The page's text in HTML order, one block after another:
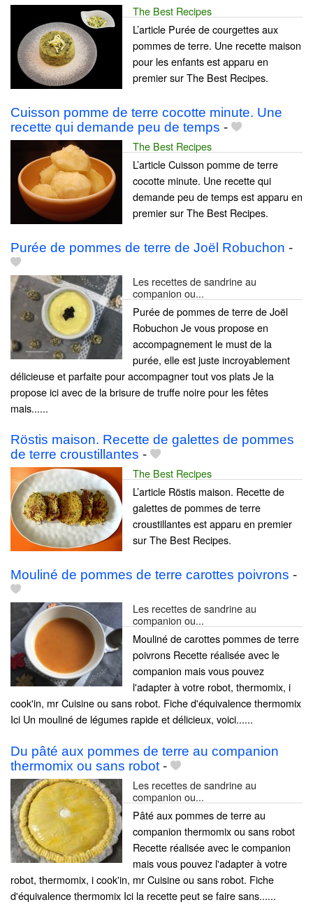
The Best Recipes
L’article Purée de courgettes aux
pommes de terre. Une recette maison
pour les enfants est apparu en
premier sur The Best Recipes.
Cuisson pomme de terre cocotte minute. Une
recette qui demande peu de temps -
The Best Recipes
L’article Cuisson pomme de terre
cocotte minute. Une recette qui
demande peu de temps est apparu en
premier sur The Best Recipes.
Purée de pommes de terre de Joël Robuchon -
Les recettes de sandrine au
companion ou...
Purée de pommes de terre de Joël
Robuchon Je vous propose en
accompagnement le must de la
purée, elle est juste incroyablement
délicieuse et parfaite pour accompagner tout vos plats Je la
propose ici avec de la brisure de truffe noire pour les fêtes
mais......
Röstis maison. Recette de galettes de pommes
de terre croustillantes -
The Best Recipes
L’article Röstis maison. Recette de
galettes de pommes de terre
croustillantes est apparu en premier
sur The Best Recipes.
Mouliné de pommes de terre carottes poivrons -
Les recettes de sandrine au
companion ou...
Mouliné de carottes pommes de terre
poivrons Recette réalisée avec le
companion mais vous pouvez
l'adapter à votre robot, thermomix, i
cook'in, mr Cuisine ou sans robot. Fiche d'équivalence thermomix
Ici Un mouliné de légumes rapide et délicieux, voici......
Du pâté aux pommes de terre au companion
thermomix ou sans robot -
Les recettes de sandrine au
companion ou...
Pâté aux pommes de terre au
companion thermomix ou sans robot
Recette réalisée avec le companion
mais vous pouvez l'adapter à votre
robot, thermomix, i cook'in, mr Cuisine ou sans robot. Fiche
d'équivalence thermomix Ici la recette peut se faire sans......